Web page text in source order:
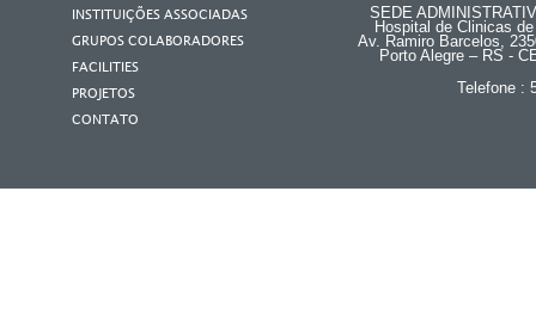
INSTITUIÇÕES ASSOCIADAS
GRUPOS COLABORADORES
FACILITIES
PROJETOS
CONTATO
SEDE
Hospital de Clinicas
Av. Ramiro Barcelos,
Porto Alegre – RS -
Telefone :